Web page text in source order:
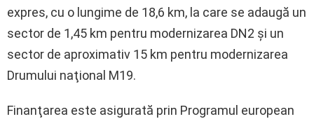
expres, cu o lungime de 18,6 km, la care se adaugă un
sector de 1,45 km pentru modernizarea DN2 şi un
sector de aproximativ 15 km pentru modernizarea
Drumului naţional M19.
Finanţarea este asigurată prin Programul european